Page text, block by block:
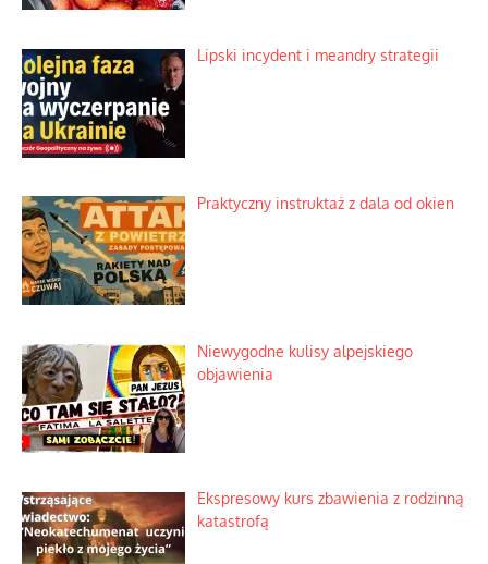
Lipski incydent i meandry strategii
Praktyczny instruktaż z dala od okien
Niewygodne kulisy alpejskiego
objawienia
Ekspresowy kurs zbawienia z rodzinną
katastrofą